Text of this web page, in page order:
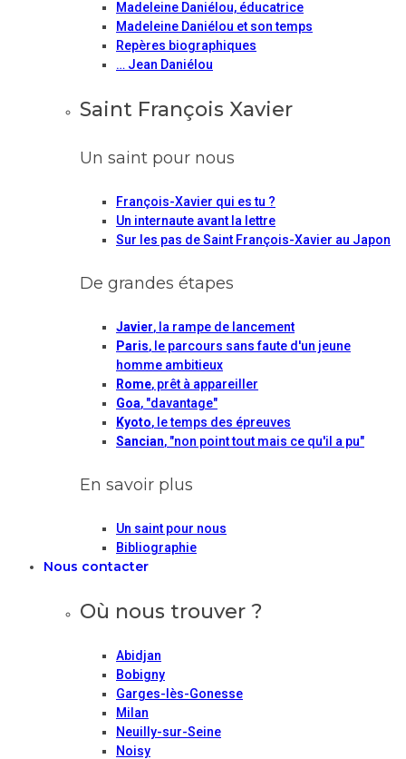
Madeleine Daniélou, éducatrice
Madeleine Daniélou et son temps
Repères biographiques
… Jean Daniélou
Saint François Xavier
Un saint pour nous
François-Xavier qui es tu ?
Un internaute avant la lettre
Sur les pas de Saint François-Xavier au Japon
De grandes étapes
Javier, la rampe de lancement
Paris, le parcours sans faute d'un jeune
homme ambitieux
Rome, prêt à appareiller
Goa, "davantage"
Kyoto, le temps des épreuves
Sancian, "non point tout mais ce qu'il a pu"
En savoir plus
Un saint pour nous
Bibliographie
Nous contacter
Où nous trouver ?
Abidjan
Bobigny
Garges-lès-Gonesse
Milan
Neuilly-sur-Seine
Noisy